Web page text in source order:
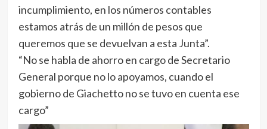
incumplimiento, en los números contables
estamos atrás de un millón de pesos que
queremos que se devuelvan a esta Junta”.
“No se habla de ahorro en cargo de Secretario
General porque no lo apoyamos, cuando el
gobierno de Giachetto no se tuvo en cuenta ese
cargo”